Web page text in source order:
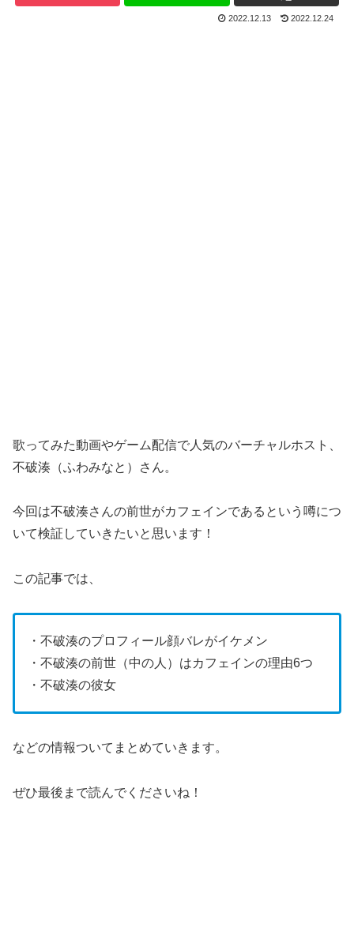
2022.12.13 2022.12.24
歌ってみた動画やゲーム配信で人気のバーチャルホスト、
不破湊（ふわみなと）さん。
今回は不破湊さんの前世がカフェインであるという噂につ
いて検証していきたいと思います！
この記事では、
・不破湊のプロフィール顔バレがイケメン
・不破湊の前世（中の人）はカフェインの理由6つ
・不破湊の彼女
などの情報ついてまとめていきます。
ぜひ最後まで読んでくださいね！